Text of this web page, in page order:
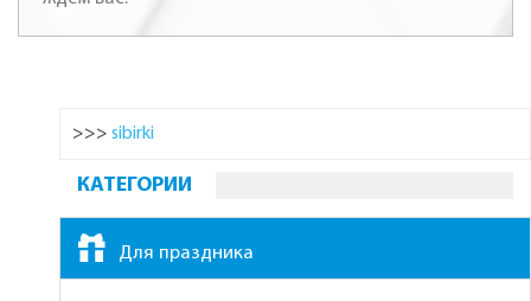
>>> sibirki
КАТЕГОРИИ
Для праздника